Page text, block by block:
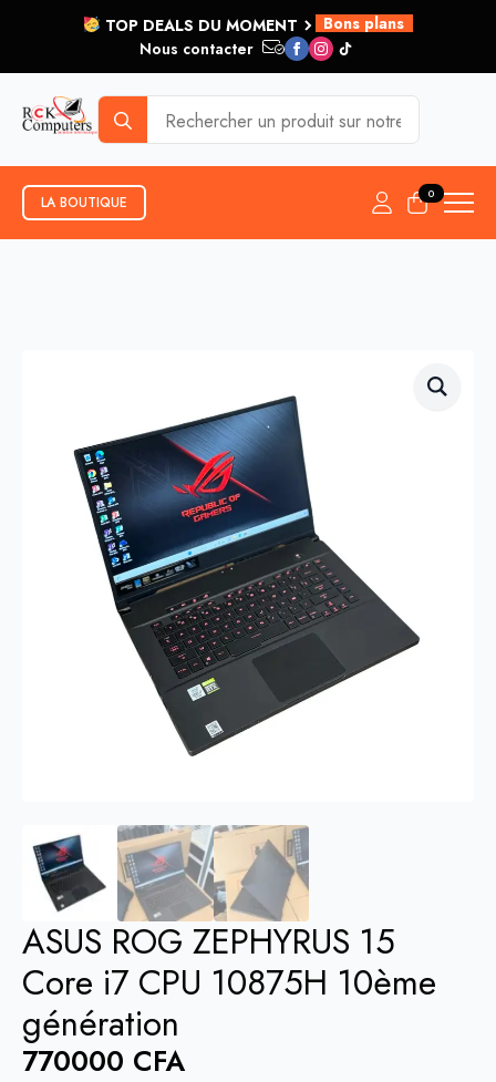
TOP DEALS DU MOMENT
Bons plans
et plus...
Nous contacter
Search
for:
LA BOUTIQUE 0
ASUS ROG ZEPHYRUS 15
Core i7 CPU 10875H 10ème
génération
770000 CFA